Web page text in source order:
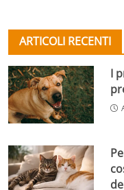
ARTICOLI RECENTI
I